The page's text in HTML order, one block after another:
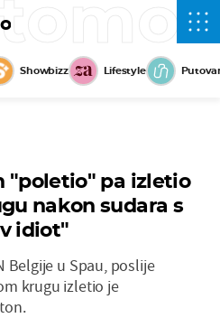
Showbizz Lifestyle
"poletio" pa izletio
nakon sudara s
idiot"
Belgije u Spau, poslije
krugu izletio je